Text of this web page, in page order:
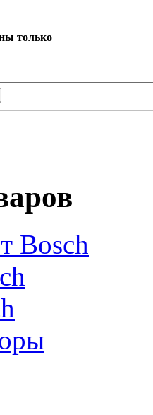
только
Bosch